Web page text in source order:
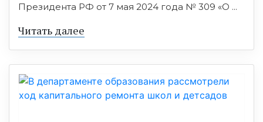
Президента РФ от 7 мая 2024 года № 309 «О ...
Читать далее